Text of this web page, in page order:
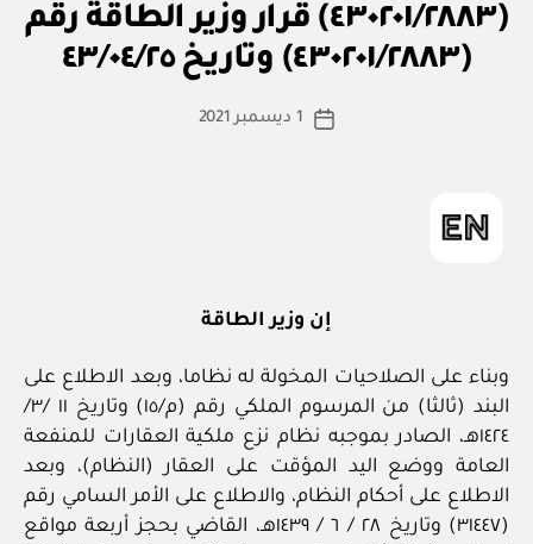
ار
و
(٤٣٠٢٠١/٢٨٨٣) قرار وزير الطاقة رقم
(٤٣٠٢٠١/٢٨٨٣) وتاريخ ٤٣/٠٤/٢٥
كاتب
بو
ا
س
ة
تاريخ
1 ديسمبر 2021
إن وزﻳﺮ اﻟﻄﺎﻗﺔ
وبناء على اﻟﺼﻼﺣﻴﺎت المخولة ﻟﻪ ﻧﻈﺎﻣﺎ، وﺑﻌﺪ اﻻﻃﻼع ﻋﻠﻰ
اﻟﺒﻨﺪ (ﺛﺎﻟﺜﺎ) ﻣﻦ المرسوم الملكي رﻗﻢ (م/١٥) وﺗﺎرﻳﺦ ١١ /٣/
١٤٢٤ﻫـ، اﻟﺼﺎدر بموجبه ﻧﻈﺎم ﻧﺰع ﻣﻠﻜﻴﺔ اﻟﻌﻘﺎرات ﻟﻠﻤﻨﻔﻌﺔ
اﻟﻌﺎﻣﺔ ووﺿﻊ اﻟﻴﺪ المؤقت ﻋﻠﻰ اﻟﻌﻘﺎر (اﻟﻨﻈﺎم)، وﺑﻌﺪ
اﻻﻃﻼع ﻋﻠﻰ أﺣﻜﺎم اﻟﻨﻈﺎم، واﻻﻃﻼع ﻋﻠﻰ اﻷﻣﺮ اﻟﺴﺎﻣﻲ رﻗﻢ
(٣١٤٤٧) وﺗﺎرﻳﺦ ٢٨ / ٦ / ١٤٣٩هـ، اﻟﻘﺎﺿﻲ ﺑﺤﺠﺰ أرﺑﻌﺔ ﻣﻮاﻗﻊ